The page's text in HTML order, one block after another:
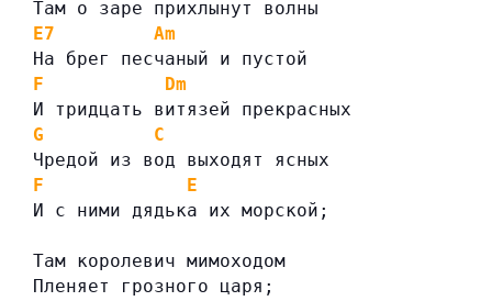
Там о заре прихлынут волны
E7
Am
На брег песчаный и пустой
F
Dm
И тридцать витязей прекрасных
G
C
Чредой из вод выходят ясных
F
E
И с ними дядька их морской;
Там королевич мимоходом
Пленяет грозного царя;